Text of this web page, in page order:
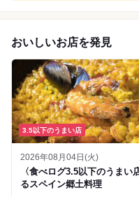
おいしいお店を発見
3.5以下のうまい店
2026年08月04日(火)
〈食べログ3.5以下のうま
るスペイン郷土料理